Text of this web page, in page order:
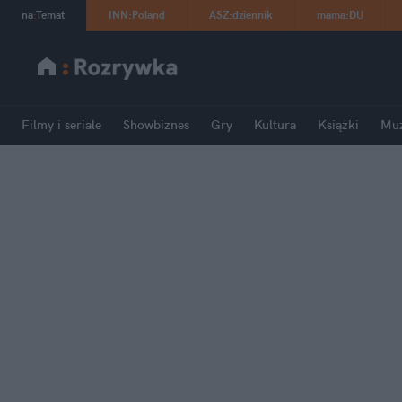
na:Temat INN:Poland ASZ:dziennik mama:DU
Filmy i seriale Showbiznes Gry Kultura Książki